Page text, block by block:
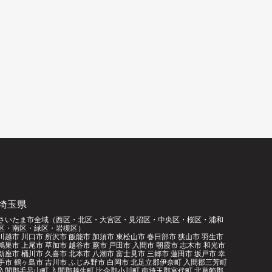
玉県
いたま市全域（西区・北区・大宮区・見沼区・中央区・桜区・浦和
・南区・緑区・岩槻区）
越市 川口市 所沢市 飯能市 加須市 東松山市 春日部市 狭山市 羽生市
巣市 上尾市 草加市 越谷市 蕨市 戸田市 入間市 朝霞市 志木市 和光市
座市 桶川市 久喜市 北本市 八潮市 富士見市 三郷市 蓮田市 坂戸市 幸
市 鶴ヶ島市 吉川市 ふじみ野市 白岡市 北足立郡伊奈町 入間郡三芳町